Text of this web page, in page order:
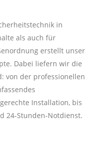
in
als auch für
erstellt unser
Dabei liefern wir die
von der professionellen
Installation, bis
24-Stunden-Notdienst.